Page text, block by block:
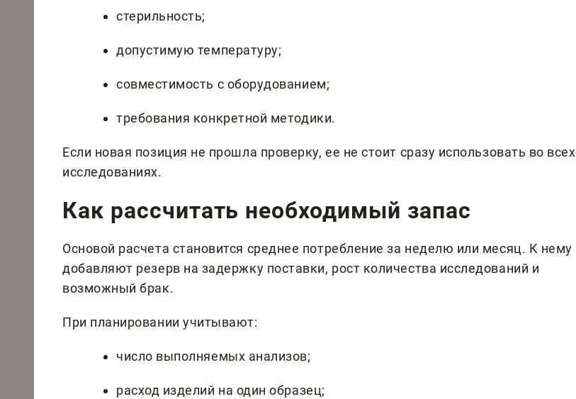
стерильность;
допустимую температуру;
совместимость с оборудованием;
требования конкретной методики.
Если новая позиция не прошла проверку, ее не стоит сразу использовать во всех
исследованиях.
Как рассчитать необходимый запас
Основой расчета становится среднее потребление за неделю или месяц. К нему
добавляют резерв на задержку поставки, рост количества исследований и
возможный брак.
При планировании учитывают:
число выполняемых анализов;
расход изделий на один образец;